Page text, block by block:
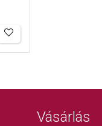
Vásárlás